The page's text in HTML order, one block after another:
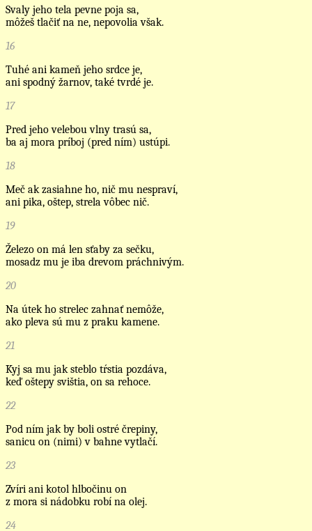
Svaly jeho tela pevne poja sa,
môžeš tlačiť na ne, nepovolia však.
16
Tuhé ani kameň jeho srdce je,
ani spodný žarnov, také tvrdé je.
17
Pred jeho velebou vlny trasú sa,
ba aj mora príboj (pred ním) ustúpi.
18
Meč ak zasiahne ho, nič mu nespraví,
ani pika, oštep, strela vôbec nič.
19
Železo on má len sťaby za sečku,
mosadz mu je iba drevom práchnivým.
20
Na útek ho strelec zahnať nemôže,
ako pleva sú mu z praku kamene.
21
Kyj sa mu jak steblo tŕstia pozdáva,
keď oštepy svištia, on sa rehoce.
22
Pod ním jak by boli ostré črepiny,
sanicu on (nimi) v bahne vytlačí.
23
Zvíri ani kotol hlbočinu on
z mora si nádobku robí na olej.
24